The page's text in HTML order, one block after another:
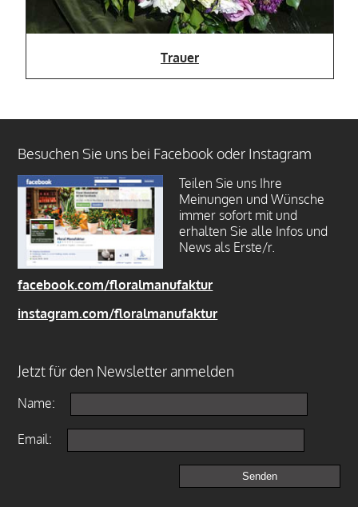
Trauer
Besuchen Sie uns bei Facebook oder Instagram
Teilen Sie uns Ihre
Meinungen und Wünsche
immer sofort mit und
erhalten Sie alle Infos und
News als Erste/r.
facebook.com/floralmanufaktur
instagram.com/floralmanufaktur
Jetzt für den Newsletter anmelden
Name:
Email: